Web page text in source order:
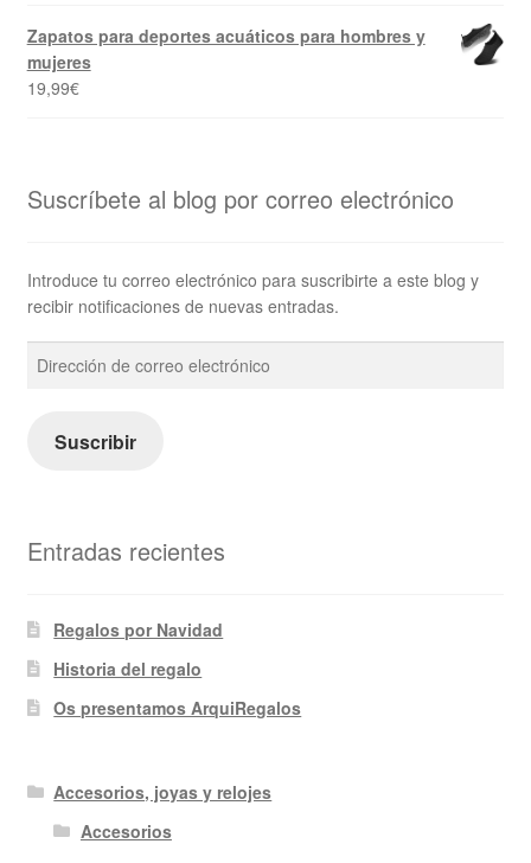
Zapatos para deportes acuáticos para hombres y
mujeres
19,99€
Suscríbete al blog por correo electrónico
Introduce tu correo electrónico para suscribirte a este blog y
recibir notificaciones de nuevas entradas.
Dirección
de
electrónico
Suscribir
Entradas recientes
Regalos por Navidad
Historia del regalo
Os presentamos ArquiRegalos
Accesorios, joyas y relojes
Accesorios